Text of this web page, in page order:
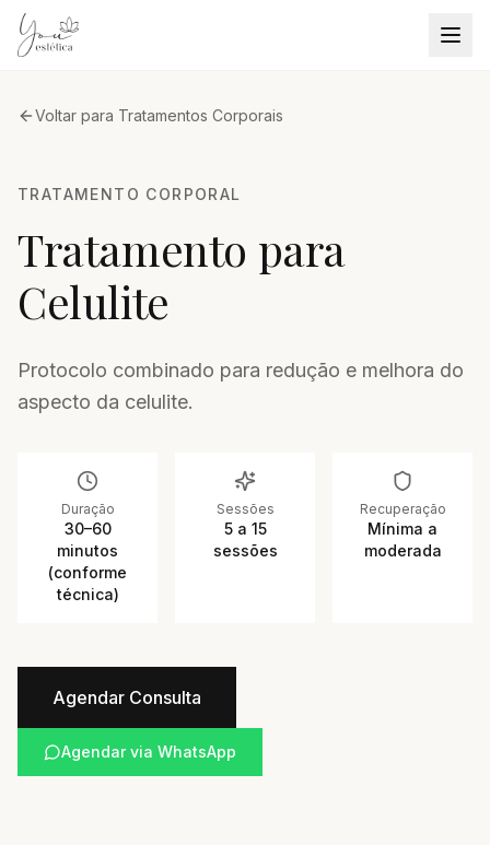
Voltar para Tratamentos Corporais
TRATAMENTO CORPORAL
Tratamento para
Celulite
Protocolo combinado para redução e melhora do
aspecto da celulite.
Duração
30–60
minutos
(conforme
técnica)
Sessões
5 a 15
sessões
Recuperação
Mínima a
moderada
Agendar Consulta
Agendar via WhatsApp